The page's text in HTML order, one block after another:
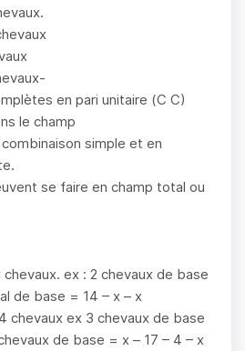
en pari unitaire (C C)
le champ
simple et en
se faire en champ total ou
ex : 2 chevaux de base
de base = 14 – x – x
chevaux ex 3 chevaux de base
de base = x – 17 – 4 – x